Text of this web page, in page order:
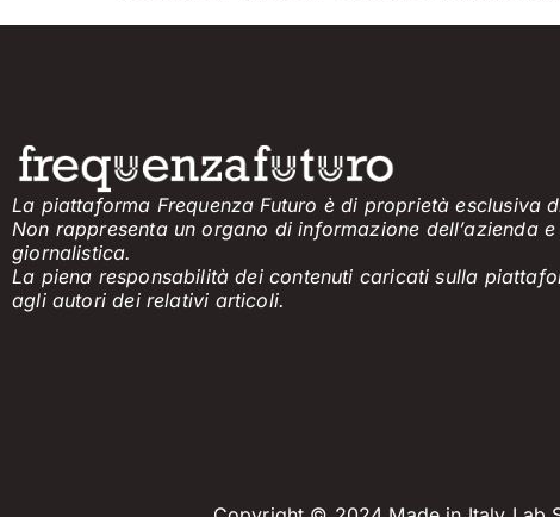
La piattaforma Frequenza Futuro è di proprietà esclusiva
Non rappresenta un organo di informazione dell’azienda
giornalistica.
La piena responsabilità dei contenuti caricati sulla
agli autori dei relativi articoli.